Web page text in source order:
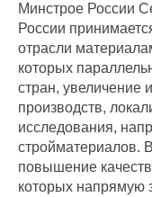
Минстрое России
России
отрасли
которых
стран, увеличение
производств,
исследования,
стройматериалов.
повышение
которых напрямую